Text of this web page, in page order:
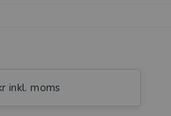
inkl. moms